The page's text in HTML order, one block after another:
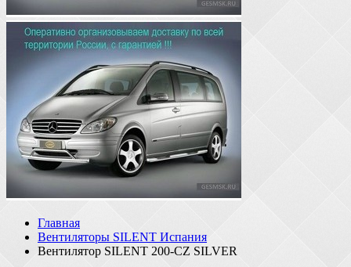
Главная
Вентиляторы SILENT Испания
Вентилятор SILENT 200-CZ SILVER